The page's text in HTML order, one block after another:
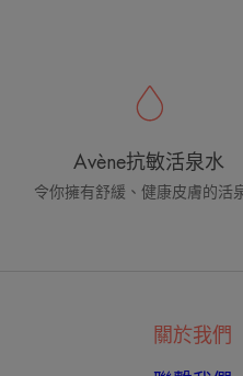
Avène抗敏活泉水
令你擁有舒緩、健康皮膚的活
關於我們